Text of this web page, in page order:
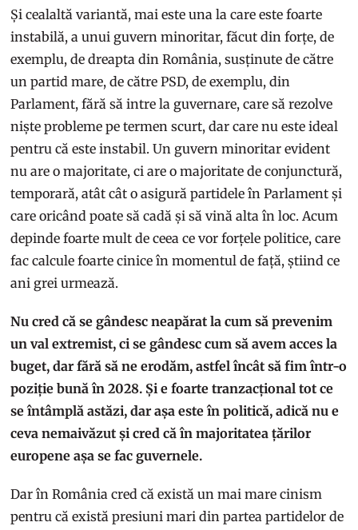
Și cealaltă variantă, mai este una la care este foarte
instabilă, a unui guvern minoritar, făcut din forțe, de
exemplu, de dreapta din România, susținute de către
un partid mare, de către PSD, de exemplu, din
Parlament, fără să intre la guvernare, care să rezolve
niște probleme pe termen scurt, dar care nu este ideal
pentru că este instabil. Un guvern minoritar evident
nu are o majoritate, ci are o majoritate de conjunctură,
temporară, atât cât o asigură partidele în Parlament și
care oricând poate să cadă și să vină alta în loc. Acum
depinde foarte mult de ceea ce vor forțele politice, care
fac calcule foarte cinice în momentul de față, știind ce
ani grei urmează.
Nu cred că se gândesc neapărat la cum să prevenim
un val extremist, ci se gândesc cum să avem acces la
buget, dar fără să ne erodăm, astfel încât să fim într-o
poziție bună în 2028. Și e foarte tranzacțional tot ce
se întâmplă astăzi, dar așa este în politică, adică nu e
ceva nemaivăzut și cred că în majoritatea țărilor
europene așa se fac guvernele.
Dar în România cred că există un mai mare cinism
pentru că există presiuni mari din partea partidelor de